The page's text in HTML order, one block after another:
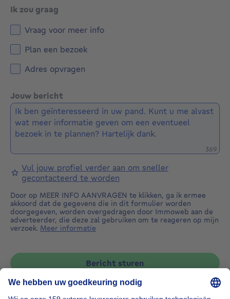
Ik zou graag
Vraag voor meer info
Plan een bezoek
Adres opvragen
Jouw bericht
369
Vul jouw profiel verder aan om sneller
gecontacteerd te worden
Door op MEER INFO AANVRAGEN te klikken, ga ik ermee
akkoord dat de gegevens die in dit formulier worden
doorgegeven, worden overgedragen door Immoweb aan de
adverteerder, die deze zal gebruiken om te reageren op mijn
verzoek. Meer informatie
Bericht sturen